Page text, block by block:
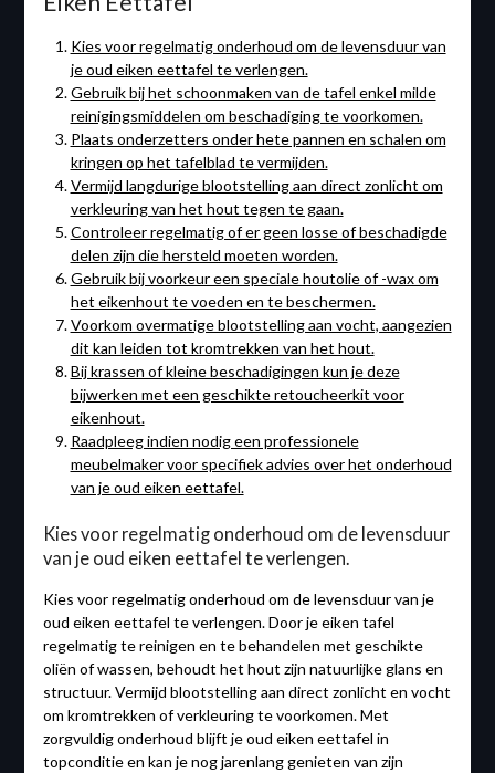
Kies voor regelmatig onderhoud om de levensduur van
je oud eiken eettafel te verlengen.
Gebruik bij het schoonmaken van de tafel enkel milde
reinigingsmiddelen om beschadiging te voorkomen.
Plaats onderzetters onder hete pannen en schalen om
kringen op het tafelblad te vermijden.
Vermijd langdurige blootstelling aan direct zonlicht om
verkleuring van het hout tegen te gaan.
Controleer regelmatig of er geen losse of beschadigde
delen zijn die hersteld moeten worden.
Gebruik bij voorkeur een speciale houtolie of -wax om
het eikenhout te voeden en te beschermen.
Voorkom overmatige blootstelling aan vocht, aangezien
dit kan leiden tot kromtrekken van het hout.
Bij krassen of kleine beschadigingen kun je deze
bijwerken met een geschikte retoucheerkit voor
eikenhout.
Raadpleeg indien nodig een professionele
meubelmaker voor specifiek advies over het onderhoud
van je oud eiken eettafel.
Kies voor regelmatig onderhoud om de levensduur
van je oud eiken eettafel te verlengen.
Kies voor regelmatig onderhoud om de levensduur van je
oud eiken eettafel te verlengen. Door je eiken tafel
regelmatig te reinigen en te behandelen met geschikte
oliën of wassen, behoudt het hout zijn natuurlijke glans en
structuur. Vermijd blootstelling aan direct zonlicht en vocht
om kromtrekken of verkleuring te voorkomen. Met
zorgvuldig onderhoud blijft je oud eiken eettafel in
topconditie en kan je nog jarenlang genieten van zijn